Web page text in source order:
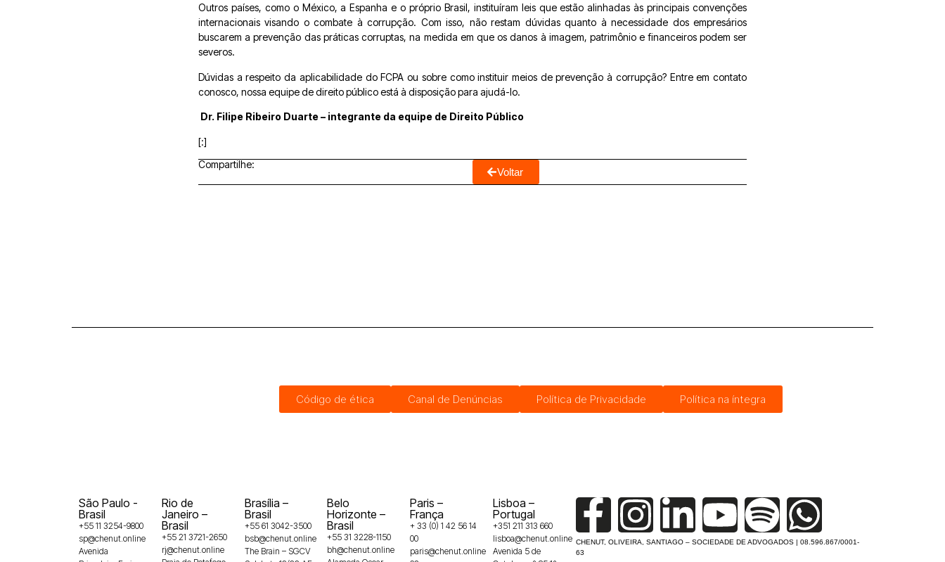
Outros países, como o México, a Espanha e o próprio Brasil, instituíram leis que estão alinhadas às principais convenções
internacionais visando o combate à corrupção. Com isso, não restam dúvidas quanto à necessidade dos empresários
buscarem a prevenção das práticas corruptas, na medida em que os danos à imagem, patrimônio e financeiros podem ser
severos.
Dúvidas a respeito da aplicabilidade do FCPA ou sobre como instituir meios de prevenção à corrupção? Entre em contato
conosco, nossa equipe de direito público está à disposição para ajudá-lo.
Dr. Filipe Ribeiro Duarte – integrante da equipe de Direito Público
[:]
Compartilhe:
Voltar
Código de ética Canal de Denúncias Política de Privacidade Política na íntegra
São Paulo -
Brasil
+55 11 3254-9800
sp@chenut.online
Avenida
Rio de
Janeiro –
Brasil
+55 21 3721-2650
rj@chenut.online
Brasília –
Brasil
+55 61 3042-3500
bsb@chenut.online
The Brain – SGCV
Belo
Horizonte –
Brasil
+55 31 3228-1150
bh@chenut.online
Paris –
França
+ 33 (0) 1 42 56 14
00
paris@chenut.online
Lisboa –
Portugal
+351 211 313 660
lisboa@chenut.online
Avenida 5 de
CHENUT, OLIVEIRA, SANTIAGO – SOCIEDADE DE ADVOGADOS | 08.596.867/0001-
63